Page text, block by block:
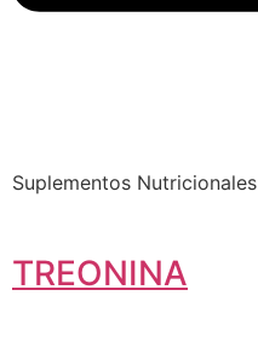
Suplementos Nutricionales
TREONINA